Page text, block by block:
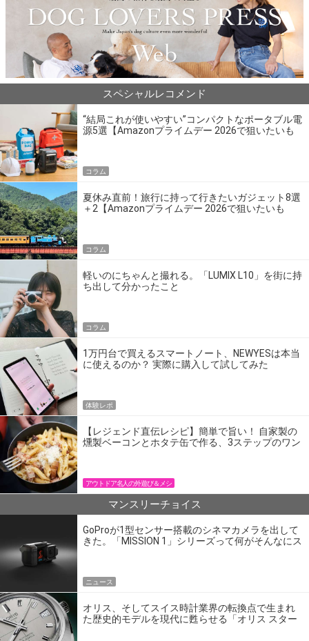
スペシャルレコメンド
“結局これが使いやすい”コンパクトなポータブル電
源5選【Amazonプライムデー 2026で狙いたいも
コラム
夏休み直前！旅行に持って行きたいガジェット8選
＋2【Amazonプライムデー 2026で狙いたいも
コラム
軽いのにちゃんと撮れる。「LUMIX L10」を街に持
ち出して分かったこと
コラム
1万円台で買えるスマートノート、NEWYESは本当
に使えるのか？ 実際に購入して試してみた
体験レポ
【レジェンド直伝レシピ】簡単で旨い！ 自家製の
燻製ベーコンとホタテ缶で作る、3ステップのワン
アウトドア名人の外遊び＆メシ
マンスリーチョイス
GoProが1型センサー搭載のシネマカメラを出して
きた。「MISSION 1」シリーズって何がそんなにス
ニュース
オリス、そしてスイス時計業界の転換点で生まれ
た歴史的モデルを現代に甦らせる「オリス スター